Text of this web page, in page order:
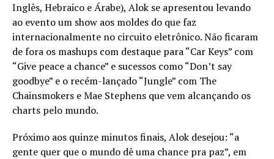
Inglês, Hebraico e Árabe), Alok se apresentou levando
ao evento um show aos moldes do que faz
internacionalmente no circuito eletrônico. Não ficaram
de fora os mashups com destaque para “Car Keys” com
“Give peace a chance” e sucessos como “Don’t say
goodbye” e o recém-lançado “Jungle” com The
Chainsmokers e Mae Stephens que vem alcançando os
charts pelo mundo.
Próximo aos quinze minutos finais, Alok desejou: “a
gente quer que o mundo dê uma chance pra paz”, em